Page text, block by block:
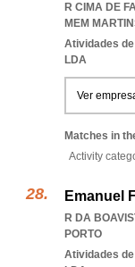
R CIMA DE
MEM
Atividades
LDA
Ver
Matches in
Activity
Emanuel
R DA
PORTO
Atividades